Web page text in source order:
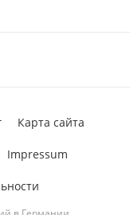
Карта сайта
Impressum